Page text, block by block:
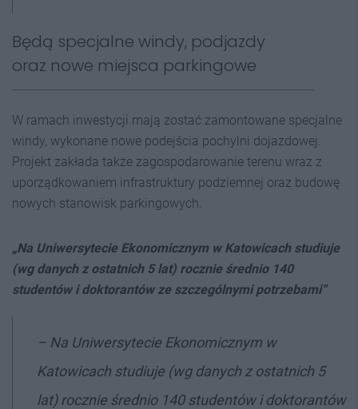
Będą specjalne windy, podjazdy
oraz nowe miejsca parkingowe
W ramach inwestycji mają zostać zamontowane specjalne
windy, wykonane nowe podejścia pochylni dojazdowej.
Projekt zakłada także zagospodarowanie terenu wraz z
uporządkowaniem infrastruktury podziemnej oraz budowę
nowych stanowisk parkingowych.
„Na Uniwersytecie Ekonomicznym w Katowicach studiuje
(wg danych z ostatnich 5 lat) rocznie średnio 140
studentów i doktorantów ze szczególnymi potrzebami”
– Na Uniwersytecie Ekonomicznym w
Katowicach studiuje (wg danych z ostatnich 5
lat) rocznie średnio 140 studentów i doktorantów